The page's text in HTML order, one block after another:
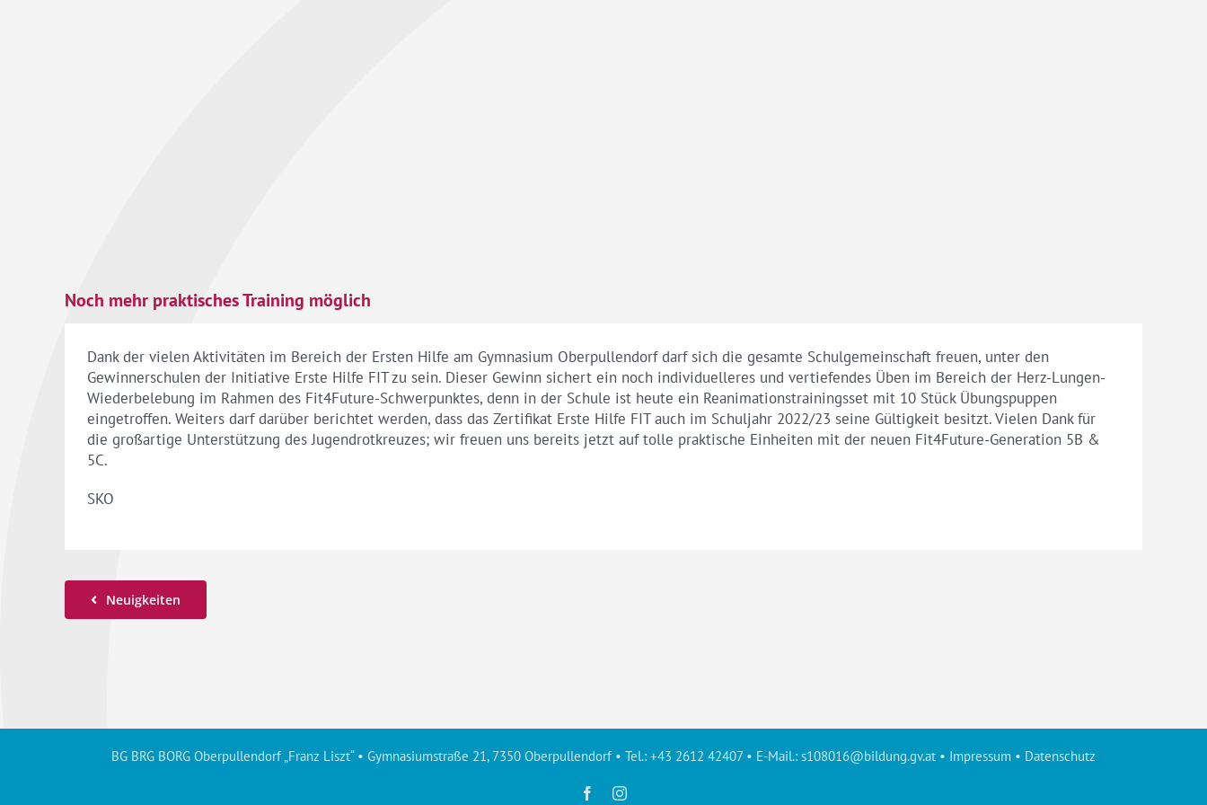
Noch mehr praktisches Training möglich
Dank der vielen Aktivitäten im Bereich der Ersten Hilfe am Gymnasium Oberpullendorf darf sich die gesamte Schulgemeinschaft freuen, unter den
Gewinnerschulen der Initiative Erste Hilfe FIT zu sein. Dieser Gewinn sichert ein noch individuelleres und vertiefendes Üben im Bereich der Herz-Lungen-
Wiederbelebung im Rahmen des Fit4Future-Schwerpunktes, denn in der Schule ist heute ein Reanimationstrainingsset mit 10 Stück Übungspuppen
eingetroffen. Weiters darf darüber berichtet werden, dass das Zertifikat Erste Hilfe FIT auch im Schuljahr 2022/23 seine Gültigkeit besitzt. Vielen Dank für
die großartige Unterstützung des Jugendrotkreuzes; wir freuen uns bereits jetzt auf tolle praktische Einheiten mit der neuen Fit4Future-Generation 5B &
5C.
SKO
Neuigkeiten
BG BRG BORG Oberpullendorf „Franz Liszt“ • Gymnasiumstraße 21, 7350 Oberpullendorf • Tel.: +43 2612 42407 • E-Mail.: s108016@bildung.gv.at • Impressum • Datenschutz
FacebookInstagram